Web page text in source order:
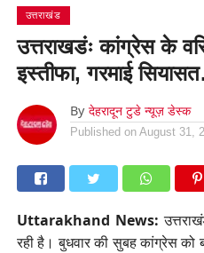
उत्तराखंड
उत्तराखडंः कांग्रेस के
इस्तीफा, गरमाई
By देहरादून टुडे न्यूज़ डेस्क
Published on August 31,
Uttarakhand News:
रही है। बुधवार की सुबह कांग्रेस को